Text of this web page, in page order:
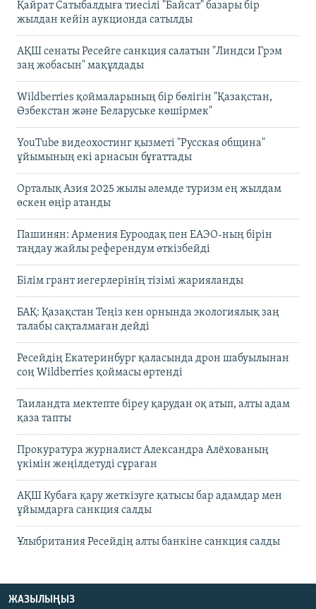
Қайрат Сатыбалдыға тиесілі "Байсат" базары бір
жылдан кейін аукционда сатылды
АҚШ сенаты Ресейге санкция салатын "Линдси Грэм
заң жобасын" мақұлдады
Wildberries қоймаларының бір бөлігін "Қазақстан,
Өзбекстан және Беларуське көшірмек"
YouTube видеохостинг қызметі "Русская община"
ұйымының екі арнасын бұғаттады
Орталық Азия 2025 жылы әлемде туризм ең жылдам
өскен өңір атанды
Пашинян: Армения Еуроодақ пен ЕАЭО-ның бірін
таңдау жайлы референдум өткізбейді
Білім грант иегерлерінің тізімі жарияланды
БАҚ: Қазақстан Теңіз кен орнында экологиялық заң
талабы сақталмаған дейді
Ресейдің Екатеринбург қаласында дрон шабуылынан
соң Wildberries қоймасы өртенді
Таиландта мектепте біреу қарудан оқ атып, алты адам
қаза тапты
Прокуратура журналист Александра Алёхованың
үкімін жеңілдетуді сұраған
АҚШ Кубаға қару жеткізуге қатысы бар адамдар мен
ұйымдарға санкция салды
Ұлыбритания Ресейдің алты банкіне санкция салды
ЖАЗЫЛЫҢЫЗ